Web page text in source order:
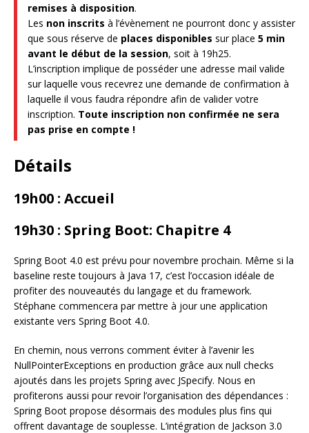
remises à disposition.
Les non inscrits à l’évènement ne pourront donc y assister
que sous réserve de places disponibles sur place 5 min
avant le début de la session, soit à 19h25.
L’inscription implique de posséder une adresse mail valide
sur laquelle vous recevrez une demande de confirmation à
laquelle il vous faudra répondre afin de valider votre
inscription. Toute inscription non confirmée ne sera
pas prise en compte !
Détails
19h00 : Accueil
19h30 : Spring Boot: Chapitre 4
Spring Boot 4.0 est prévu pour novembre prochain. Même si la
baseline reste toujours à Java 17, c’est l’occasion idéale de
profiter des nouveautés du langage et du framework.
Stéphane commencera par mettre à jour une application
existante vers Spring Boot 4.0.
En chemin, nous verrons comment éviter à l’avenir les
NullPointerExceptions en production grâce aux null checks
ajoutés dans les projets Spring avec JSpecify. Nous en
profiterons aussi pour revoir l’organisation des dépendances :
Spring Boot propose désormais des modules plus fins qui
offrent davantage de souplesse. L’intégration de Jackson 3.0